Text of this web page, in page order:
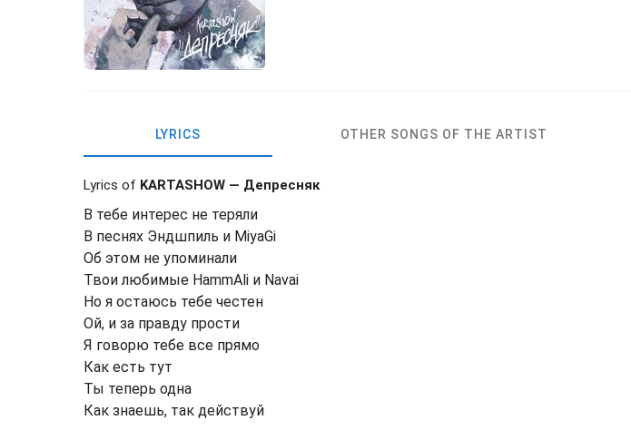
LYRICS OTHER SONGS OF THE ARTIST
Lyrics of KARTASHOW — Депресняк
В тебе интерес не теряли
В песнях Эндшпиль и MiyaGi
Об этом не упоминали
Твои любимые HammAli и Navai
Но я остаюсь тебе честен
Ой, и за правду прости
Я говорю тебе все прямо
Как есть тут
Ты теперь одна
Как знаешь, так действуй